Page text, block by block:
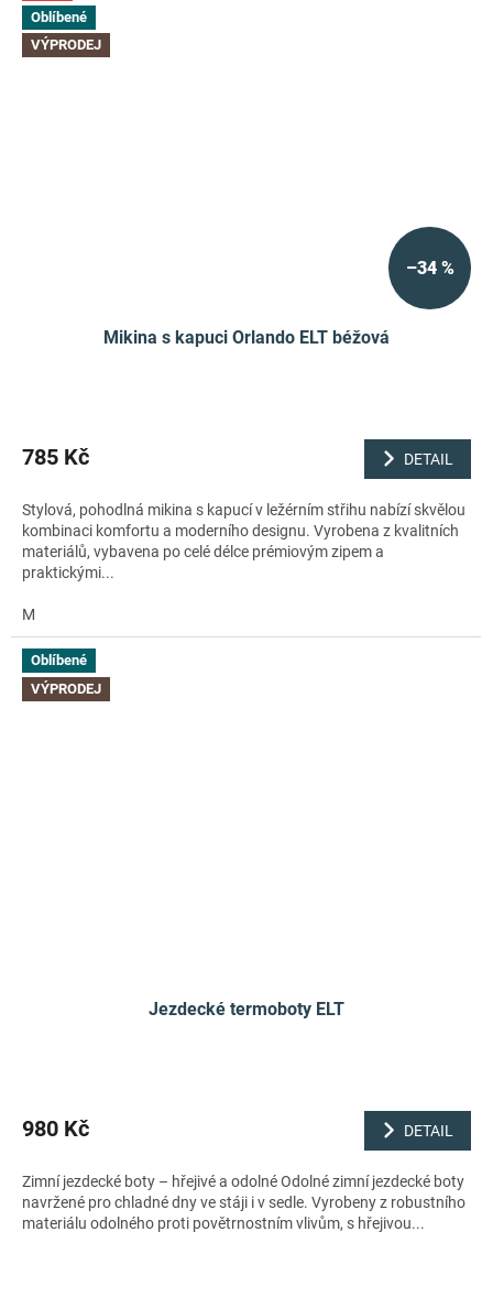
Oblíbené
VÝPRODEJ
–34 %
Mikina s kapuci Orlando ELT béžová
785 Kč DETAIL
Stylová, pohodlná mikina s kapucí v ležérním střihu nabízí skvělou
kombinaci komfortu a moderního designu. Vyrobena z kvalitních
materiálů, vybavena po celé délce prémiovým zipem a
praktickými...
M
Oblíbené
VÝPRODEJ
Jezdecké termoboty ELT
980 Kč DETAIL
Zimní jezdecké boty – hřejivé a odolné Odolné zimní jezdecké boty
navržené pro chladné dny ve stáji i v sedle. Vyrobeny z robustního
materiálu odolného proti povětrnostním vlivům, s hřejivou...